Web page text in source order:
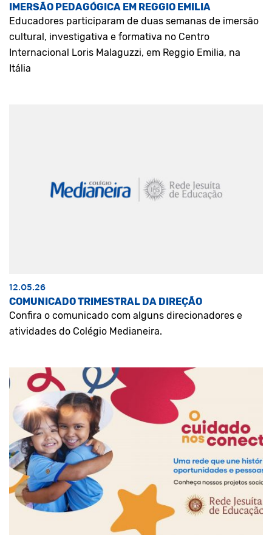
IMERSÃO PEDAGÓGICA EM REGGIO EMILIA
Educadores participaram de duas semanas de imersão
cultural, investigativa e formativa no Centro
Internacional Loris Malaguzzi, em Reggio Emilia, na
Itália
12.05.26
COMUNICADO TRIMESTRAL DA DIREÇÃO
Confira o comunicado com alguns direcionadores e
atividades do Colégio Medianeira.